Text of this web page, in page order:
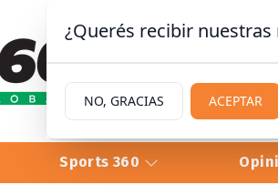
Sports 360
¿Querés recibir
NO, GRACIAS ACEPTAR